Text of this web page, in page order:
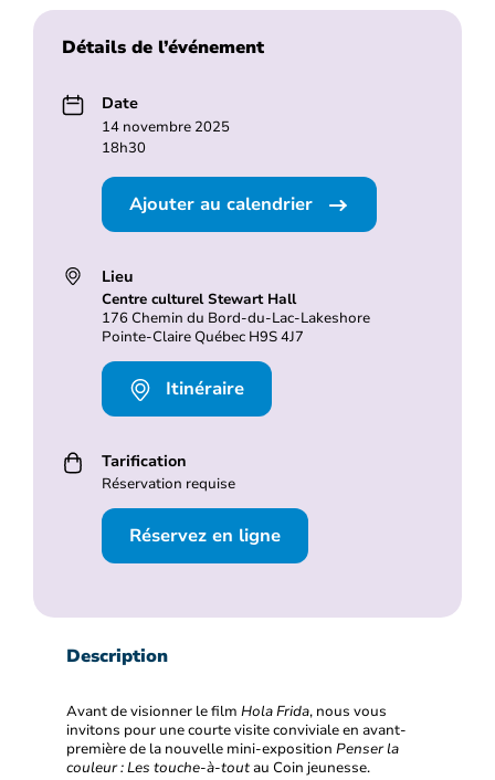
Détails de l’événement
Date
14 novembre 2025
18h30
Ajouter au calendrier
Lieu
Centre culturel Stewart Hall
176 Chemin du Bord-du-Lac-Lakeshore
Pointe-Claire Québec H9S 4J7
Itinéraire
Tarification
Réservation requise
Réservez en ligne
Description
Avant de visionner le film Hola Frida, nous vous
invitons pour une courte visite conviviale en avant-
première de la nouvelle mini-exposition Penser la
couleur : Les touche-à-toutau Coin jeunesse.